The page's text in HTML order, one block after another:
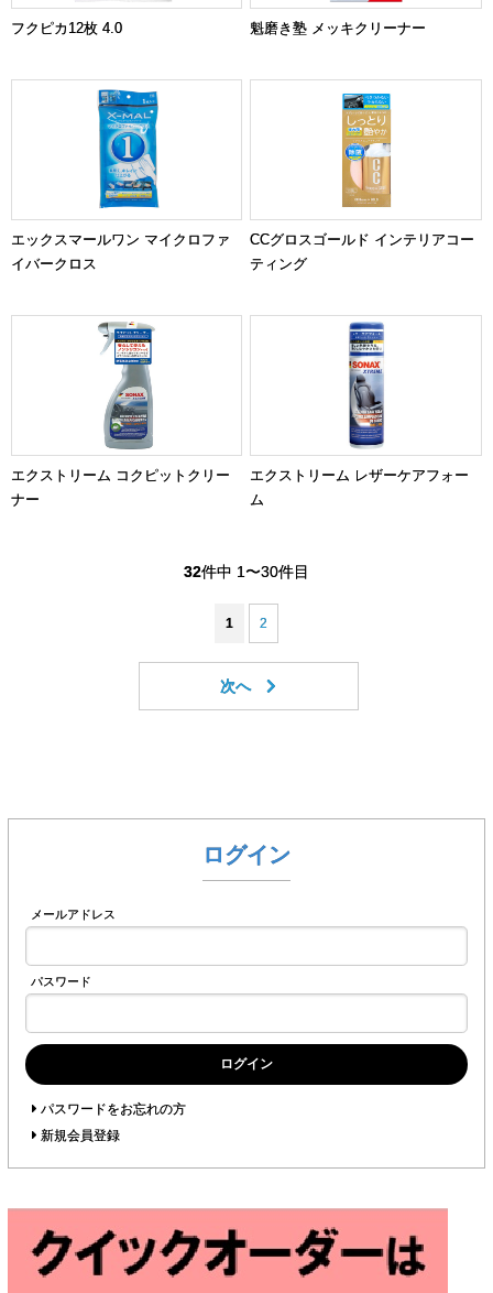
フクピカ12枚 4.0 魁磨き塾 メッキクリーナー
エックスマールワン マイクロファ
イバークロス
CCグロスゴールド インテリアコー
ティング
エクストリーム コクピットクリー
ナー
エクストリーム レザーケアフォー
ム
32件中 1〜30件目
1 2
ログイン
メールアドレス
パスワード
ログイン
パスワードをお忘れの方
新規会員登録